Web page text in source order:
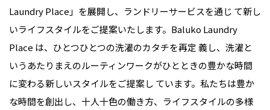
Laundry Place」を展開し、ランドリーサービスを通じ て新し
いライフスタイルをご提案いたします。Baluko Laundry
Place は、ひとつひとつの洗濯のカタチを再定 義し、洗濯と
いうあたりまえのルーティンワークがひとときの豊かな時間
に変わる新しいスタイルをご提案し ています。私たちは豊か
な時間を創出し、十人十色の働き方、ライフスタイルの多様